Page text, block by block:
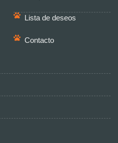
Lista de deseos
Contacto